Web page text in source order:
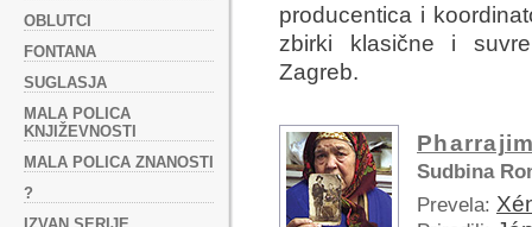
OBLUTCI
FONTANA
SUGLASJA
MALA POLICA
KNJIŽEVNOSTI
MALA POLICA ZNANOSTI
?
producentica i
zbirki klasične i
Zagreb.
Sudbina
Prevela: